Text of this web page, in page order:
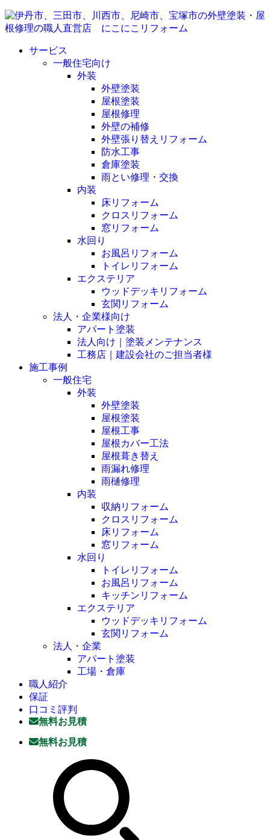
サービス
一般住宅向け
外装
外壁塗装
屋根塗装
屋根修理
外壁の補修
外壁張り替えリフォーム
防水工事
倉庫塗装
雨とい修理・交換
内装
床リフォーム
クロスリフォーム
窓リフォーム
水回り
お風呂リフォーム
トイレリフォーム
エクステリア
ウッドデッキリフォーム
玄関リフォーム
法人・企業様向け
アパート塗装
法人向け｜塗装メンテナンス
工務店｜建設会社のご担当者様
施工事例
一般住宅
外装
外壁塗装
屋根塗装
屋根工事
屋根カバー工法
屋根葺き替え
雨漏れ修理
雨樋修理
内装
収納リフォーム
クロスリフォーム
床リフォーム
窓リフォーム
水回り
トイレリフォーム
お風呂リフォーム
キッチンリフォーム
エクステリア
ウッドデッキリフォーム
玄関リフォーム
法人・企業
アパート塗装
工場・倉庫
職人紹介
保証
口コミ評判
無料お見積
無料お見積